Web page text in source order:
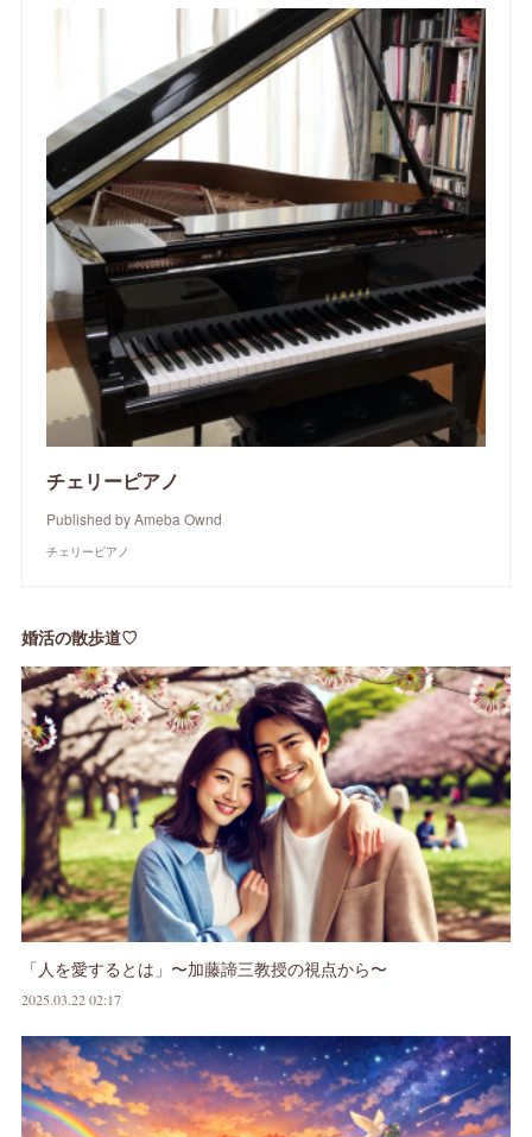
チェリーピアノ
Published by Ameba Ownd
チェリーピアノ
婚活の散歩道♡
「人を愛するとは」〜加藤諦三教授の視点から〜
2025.03.22 02:17